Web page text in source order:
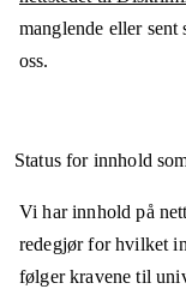
manglende eller
oss.
Status for innhold
Vi har innhold på
redegjør for hvilket
følger kravene til